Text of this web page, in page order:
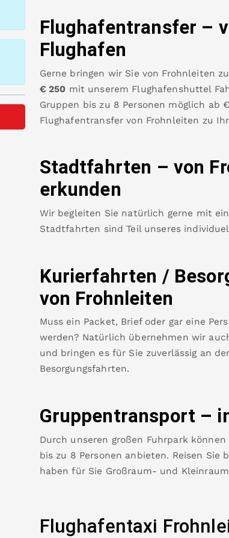
Flughafentransfer –
Flughafen
Gerne bringen wir Sie von Frohnleiten
€ 250 mit unserem Flughafenshuttel
Gruppen bis zu 8 Personen möglich ab €
Flughafentransfer von Frohnleiten zu
Stadtfahrten – von
erkunden
Wir begleiten Sie natürlich gerne mit
Stadtfahrten sind Teil unseres
Kurierfahrten /
von Frohnleiten
Muss ein Packet, Brief oder gar eine
werden? Natürlich übernehmen wir
und bringen es für Sie zuverlässig an
Besorgungsfahrten.
Gruppentransport –
Durch unseren großen Fuhrpark
bis zu 8 Personen anbieten. Reisen Sie
haben für Sie Großraum- und
Flughafentaxi